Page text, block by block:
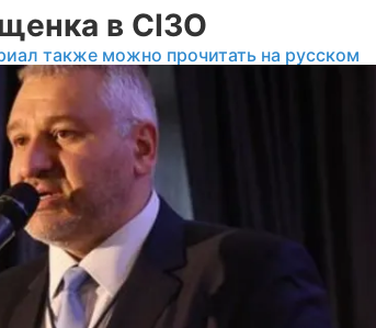
в СІЗО
также можно прочитать на русском